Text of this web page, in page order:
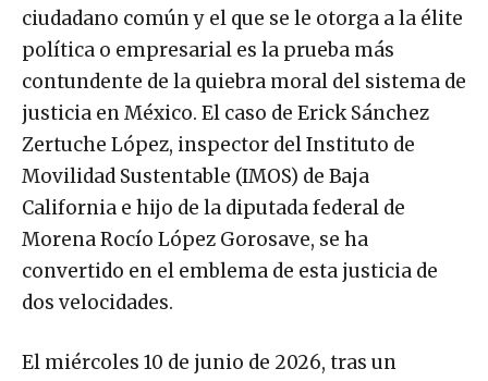
ciudadano común y el que se le otorga a la élite
política o empresarial es la prueba más
contundente de la quiebra moral del sistema de
justicia en México. El caso de Erick Sánchez
Zertuche López, inspector del Instituto de
Movilidad Sustentable (IMOS) de Baja
California e hijo de la diputada federal de
Morena Rocío López Gorosave, se ha
convertido en el emblema de esta justicia de
dos velocidades.
El miércoles 10 de junio de 2026, tras un